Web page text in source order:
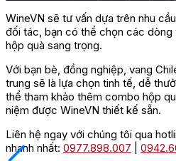
WineVN sẽ tư vấn dựa trên nhu
đối tác, bạn có thể chọn các dòng
hộp quà sang trọng.
Với bạn bè, đồng nghiệp, vang
trung sẽ là lựa chọn tinh tế, dễ
thể tham khảo thêm combo hộp
niệm được WineVN thiết kế sẵn.
Liên hệ ngay với chúng tôi qua
nhanh nhất: 0977.898.007